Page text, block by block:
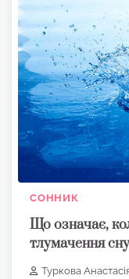
СОННИК
Що означає,
тлумачення сну
Туркова